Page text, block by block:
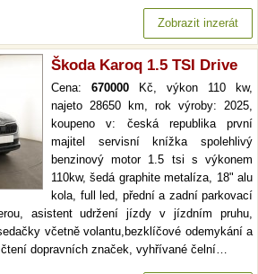
Zobrazit inzerát
Škoda Karoq 1.5 TSI Drive
Cena: 670000 Kč, výkon 110 kw,
najeto 28650 km, rok výroby: 2025,
koupeno v: česká republika první
majitel servisní knížka spolehlivý
benzinový motor 1.5 tsi s výkonem
110kw, šedá graphite metalíza, 18" alu
kola, full led, přední a zadní parkovací
asistent udržení jízdy v jízdním pruhu,
včetně volantu,bezklíčové odemykání a
dopravních značek, vyhřívané čelní…